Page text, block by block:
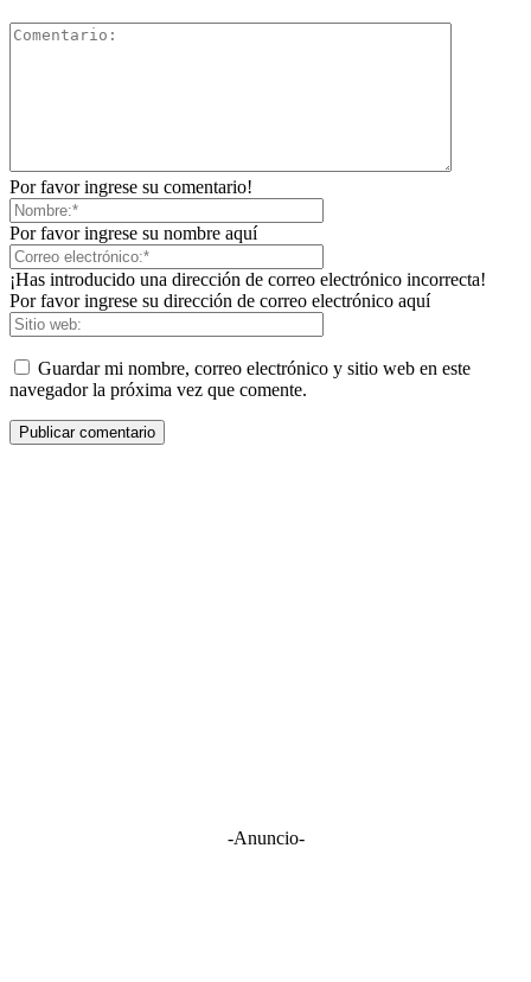
Por favor ingrese su comentario!
Por favor ingrese su nombre aquí
¡Has introducido una dirección de correo electrónico incorrecta!
Por favor ingrese su dirección de correo electrónico aquí
Guardar mi nombre, correo electrónico y sitio web en este
navegador la próxima vez que comente.
-Anuncio-